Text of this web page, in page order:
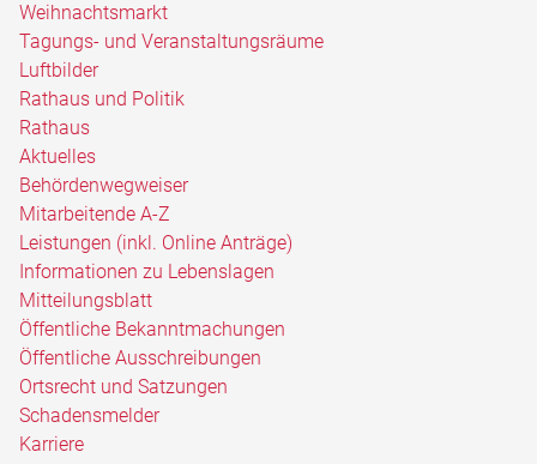
Weihnachtsmarkt
Tagungs- und Veranstaltungsräume
Luftbilder
Rathaus und Politik
Rathaus
Aktuelles
Behördenwegweiser
Mitarbeitende A-Z
Leistungen (inkl. Online Anträge)
Informationen zu Lebenslagen
Mitteilungsblatt
Öffentliche Bekanntmachungen
Öffentliche Ausschreibungen
Ortsrecht und Satzungen
Schadensmelder
Karriere